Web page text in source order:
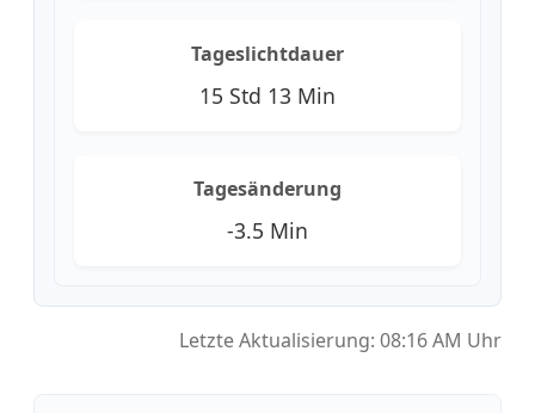
Tageslichtdauer
15 Std 13 Min
Tagesänderung
-3.5 Min
Letzte Aktualisierung: 08:16 AM Uhr